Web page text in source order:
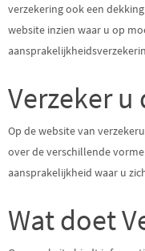
verzekering ook een
website inzien waar u op
Verzeker
Op de website van
over de verschillende
aansprakelijkheid waar u
Wat doet